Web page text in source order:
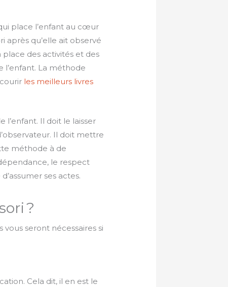
place l’enfant au cœur
après qu’elle ait observé
place des activités et des
La méthode
les meilleurs livres
l’enfant. Il doit le laisser
Il doit mettre
méthode à de
le respect
ses actes.
?
seront nécessaires si
Cela dit, il en est le